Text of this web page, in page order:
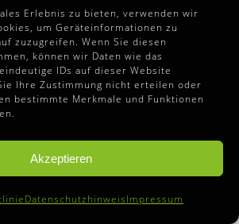
Erlebnis zu bieten, verwenden wir
um Geräteinformationen zu
zuzugreifen. Wenn Sie diesen
können wir Daten wie das
IDs auf dieser Website
Ihre Zustimmung nicht erteilen oder
bestimmte Merkmale und Funktionen
Akzeptieren
DatenschutzhinweisImpressum
des OGH vom 22.7.2025, 4
bleibt alkoholischer